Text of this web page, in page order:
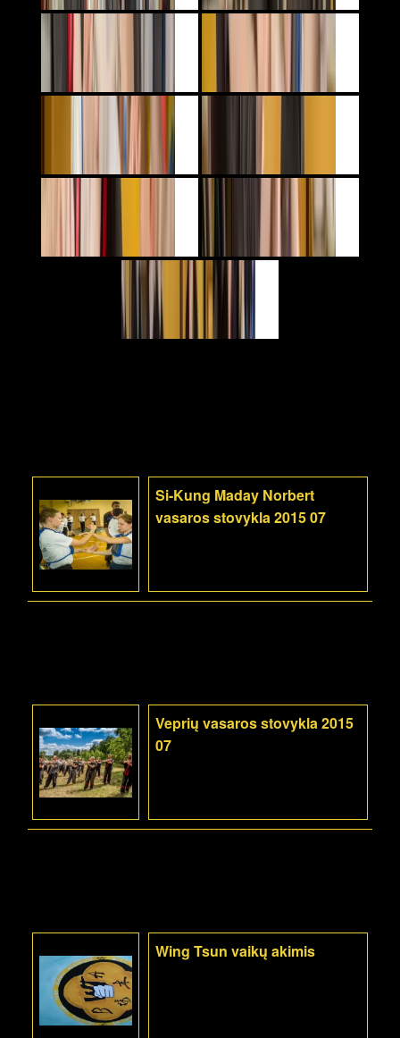
Si-Kung Maday Norbert
vasaros stovykla 2015 07
Veprių vasaros stovykla 2015
07
Wing Tsun vaikų akimis